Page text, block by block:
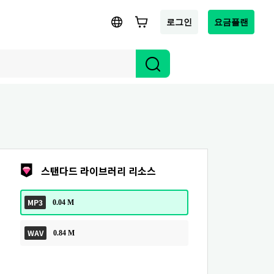
로그인 요금플랜
스탠다드 라이브러리 리소스
MP3 0.04 M
WAV 0.84 M